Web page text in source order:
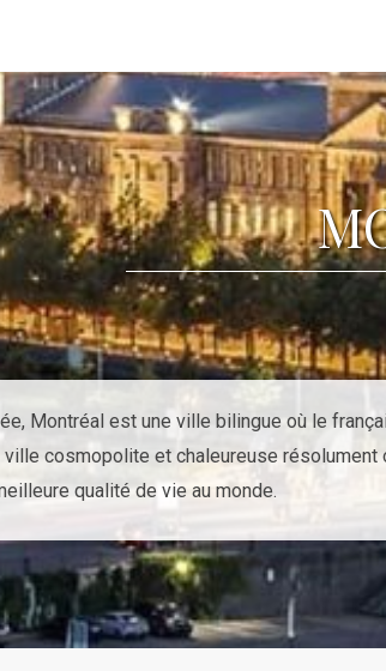
Montréal est une ville bilingue où le
ville cosmopolite et chaleureuse
qualité de vie au monde.